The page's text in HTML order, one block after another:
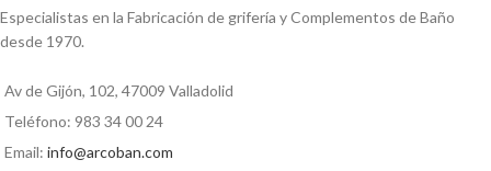
vídeo
Especialistas en la Fabricación de grifería y Complementos de Baño
desde 1970.
Av de Gijón, 102, 47009 Valladolid
Teléfono: 983 34 00 24
Email: info@arcoban.com